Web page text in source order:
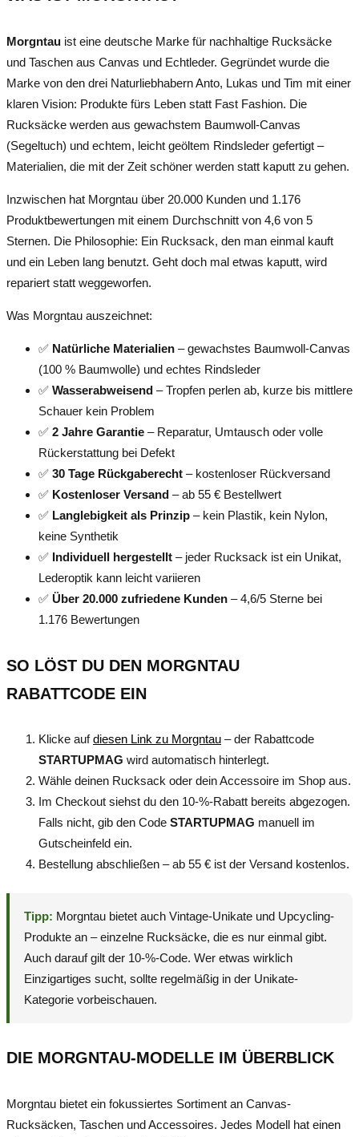
Morgntau ist eine deutsche Marke für nachhaltige Rucksäcke
und Taschen aus Canvas und Echtleder. Gegründet wurde die
Marke von den drei Naturliebhabern Anto, Lukas und Tim mit einer
klaren Vision: Produkte fürs Leben statt Fast Fashion. Die
Rucksäcke werden aus gewachstem Baumwoll-Canvas
(Segeltuch) und echtem, leicht geöltem Rindsleder gefertigt –
Materialien, die mit der Zeit schöner werden statt kaputt zu gehen.
Inzwischen hat Morgntau über 20.000 Kunden und 1.176
Produktbewertungen mit einem Durchschnitt von 4,6 von 5
Sternen. Die Philosophie: Ein Rucksack, den man einmal kauft
und ein Leben lang benutzt. Geht doch mal etwas kaputt, wird
repariert statt weggeworfen.
Was Morgntau auszeichnet:
✅ Natürliche Materialien – gewachstes Baumwoll-Canvas
(100 % Baumwolle) und echtes Rindsleder
✅ Wasserabweisend – Tropfen perlen ab, kurze bis mittlere
Schauer kein Problem
✅ 2 Jahre Garantie – Reparatur, Umtausch oder volle
Rückerstattung bei Defekt
✅ 30 Tage Rückgaberecht – kostenloser Rückversand
✅ Kostenloser Versand – ab 55 € Bestellwert
✅ Langlebigkeit als Prinzip – kein Plastik, kein Nylon,
keine Synthetik
✅ Individuell hergestellt – jeder Rucksack ist ein Unikat,
Lederoptik kann leicht variieren
✅ Über 20.000 zufriedene Kunden – 4,6/5 Sterne bei
1.176 Bewertungen
SO LÖST DU DEN MORGNTAU
RABATTCODE EIN
Klicke aufdiesen Link zu Morgntau – der Rabattcode
STARTUPMAG wird automatisch hinterlegt.
Wähle deinen Rucksack oder dein Accessoire im Shop aus.
Im Checkout siehst du den 10-%-Rabatt bereits abgezogen.
Falls nicht, gib den Code STARTUPMAG manuell im
Gutscheinfeld ein.
Bestellung abschließen – ab 55 € ist der Versand kostenlos.
Tipp: Morgntau bietet auch Vintage-Unikate und Upcycling-
Produkte an – einzelne Rucksäcke, die es nur einmal gibt.
Auch darauf gilt der 10-%-Code. Wer etwas wirklich
Einzigartiges sucht, sollte regelmäßig in der Unikate-
Kategorie vorbeischauen.
DIE MORGNTAU-MODELLE IM ÜBERBLICK
Morgntau bietet ein fokussiertes Sortiment an Canvas-
Rucksäcken, Taschen und Accessoires. Jedes Modell hat einen